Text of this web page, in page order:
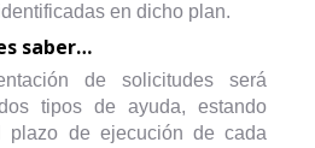
en dicho plan.
saber…
de solicitudes será
tipos de ayuda, estando
plazo de ejecución de cada